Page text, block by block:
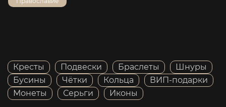
Кресты Подвески Браслеты
Шнуры
Бусины
Чётки Кольца
ВИП-подарки
Монеты
Серьги Иконы